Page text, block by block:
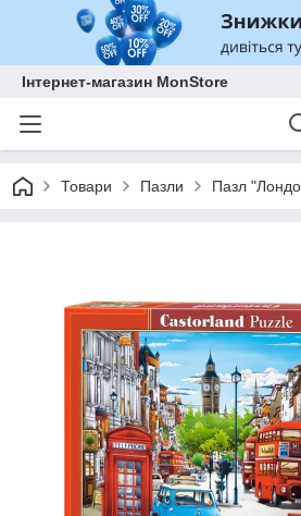
Інтернет-магазин MonStore
Товари Пазли Пазл